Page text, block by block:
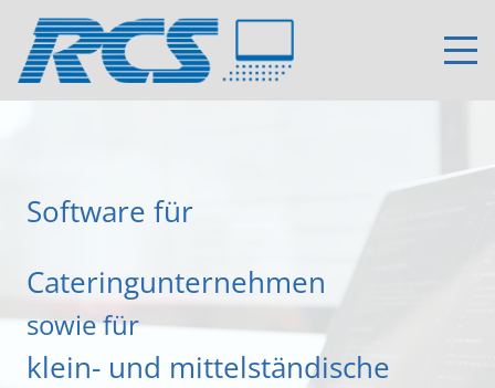
Software für
Cateringunternehmen
sowie für
klein- und mittelständische